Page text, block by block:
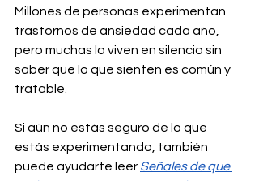
Millones de personas experimentan
trastornos de ansiedad cada año,
pero muchas lo viven en silencio sin
saber que lo que sienten es común y
tratable.
Si aún no estás seguro de lo que
estás experimentando, también
puede ayudarte leer Señales de que